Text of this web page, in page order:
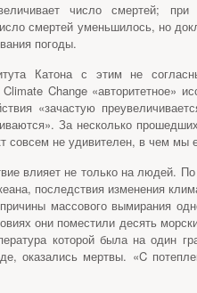
число смертей;
смертей уменьшилось, но
погоды.
Катона с этим не
Change «авторитетное»
«зачастую
За несколько
совсем не удивителен, в чем
влияет не только на людей.
последствия изменения
массового вымирания
они поместили десять
которой была на один
оказались мертвы. «C